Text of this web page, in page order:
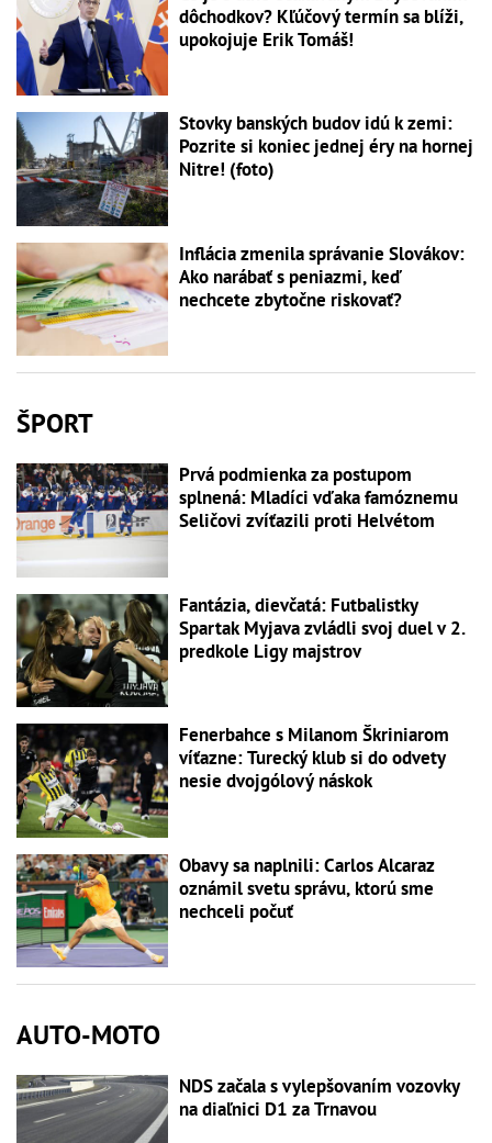
dôchodkov? Kľúčový termín sa blíži,
upokojuje Erik Tomáš!
Stovky banských budov idú k zemi:
Pozrite si koniec jednej éry na hornej
Nitre! (foto)
Inflácia zmenila správanie Slovákov:
Ako narábať s peniazmi, keď
nechcete zbytočne riskovať?
ŠPORT
Prvá podmienka za postupom
splnená: Mladíci vďaka famóznemu
Seličovi zvíťazili proti Helvétom
Fantázia, dievčatá: Futbalistky
Spartak Myjava zvládli svoj duel v 2.
predkole Ligy majstrov
Fenerbahce s Milanom Škriniarom
víťazne: Turecký klub si do odvety
nesie dvojgólový náskok
Obavy sa naplnili: Carlos Alcaraz
oznámil svetu správu, ktorú sme
nechceli počuť
AUTO-MOTO
NDS začala s vylepšovaním vozovky
na diaľnici D1 za Trnavou